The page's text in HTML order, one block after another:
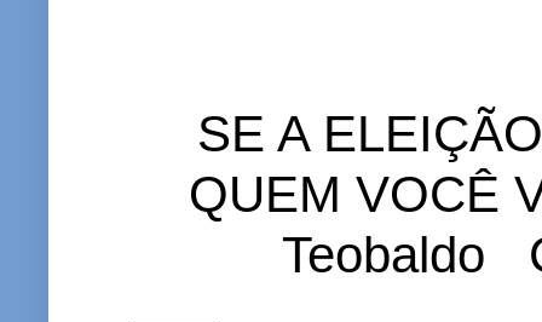
SE A
QUEM VOCÊ
Teobaldo